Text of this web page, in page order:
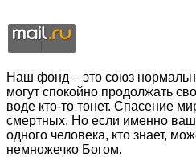
Наш фонд – это союз
могут спокойно продолжать
воде кто-то тонет. Спасение
смертных. Но если именно
одного человека, кто знает,
немножечко Богом.